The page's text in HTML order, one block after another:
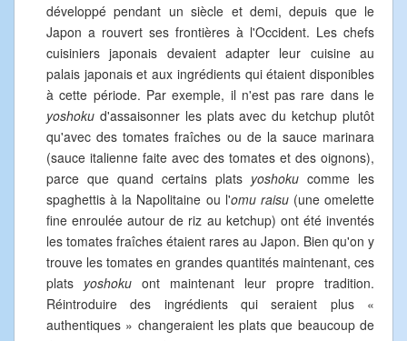
développé pendant un siècle et demi, depuis que le
Japon a rouvert ses frontières à l'Occident. Les chefs
cuisiniers japonais devaient adapter leur cuisine au
palais japonais et aux ingrédients qui étaient disponibles
à cette période. Par exemple, il n'est pas rare dans le
yoshoku d'assaisonner les plats avec du ketchup plutôt
qu'avec des tomates fraîches ou de la sauce marinara
(sauce italienne faite avec des tomates et des oignons),
parce que quand certains plats yoshoku comme les
spaghettis à la Napolitaine ou l'omu raisu(une omelette
fine enroulée autour de riz au ketchup) ont été inventés
les tomates fraîches étaient rares au Japon. Bien qu'on y
trouve les tomates en grandes quantités maintenant, ces
plats yoshoku ont maintenant leur propre tradition.
Réintroduire des ingrédients qui seraient plus «
authentiques » changeraient les plats que beaucoup de